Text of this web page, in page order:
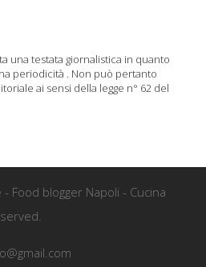
una testata giornalistica in quanto
periodicità . Non può pertanto
ai sensi della legge n° 62 del
Food blogger Napoli - Cucina